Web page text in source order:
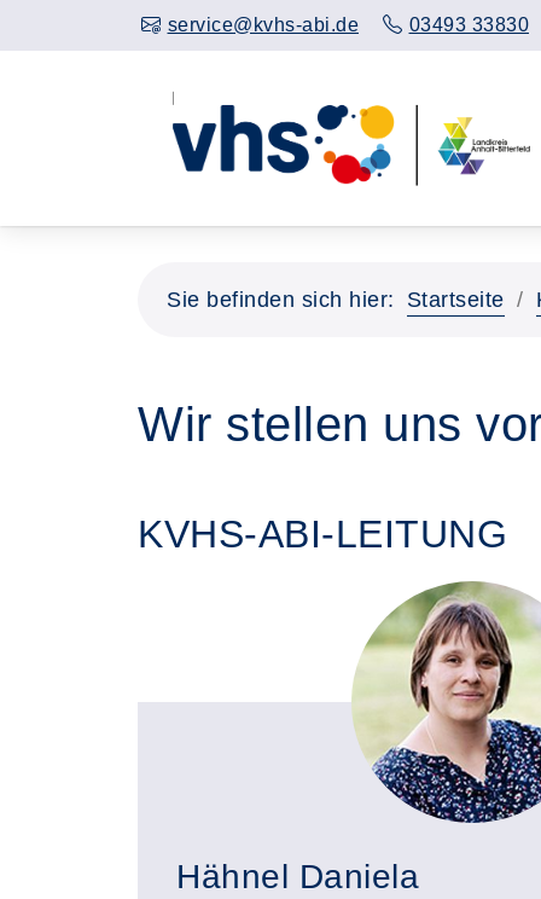
service@kvhs-abi.de 03493 33830
Sie befinden sich hier: Startseite
Wir stellen uns
KVHS-ABI-LEITUNG
Hähnel Daniela